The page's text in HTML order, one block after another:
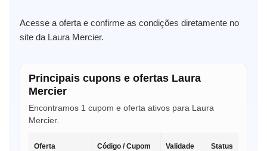
Acesse a oferta e confirme as condições diretamente no
site da Laura Mercier.
Principais cupons e ofertas Laura
Mercier
Encontramos 1 cupom e oferta ativos para Laura
Mercier.
Oferta Código / Cupom Validade Status